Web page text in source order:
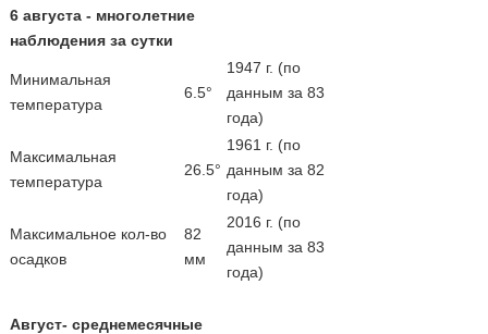
6 августа - многолетние
наблюдения за сутки
Минимальная
температура
6.5°
1947 г. (по
данным за 83
года)
Максимальная
температура
26.5°
1961 г. (по
данным за 82
года)
Максимальное кол-во
осадков
82
мм
2016 г. (по
данным за 83
года)
Август- среднемесячные